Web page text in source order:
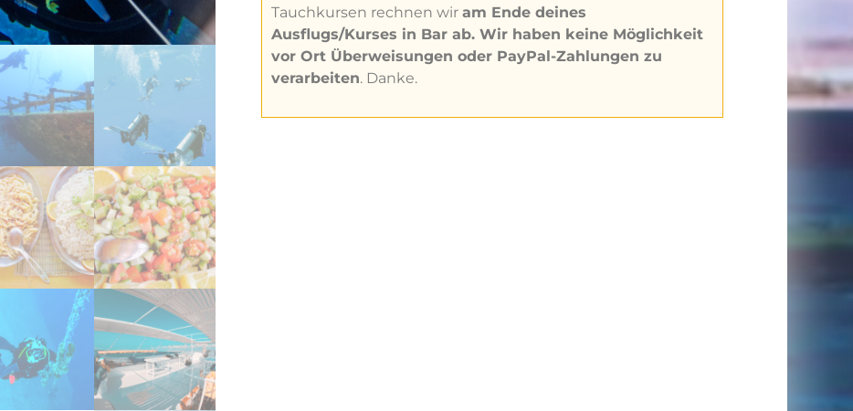
Tauchkursen rechnen wiram Ende deines
Ausflugs/Kurses in Bar ab. Wir haben keine Möglichkeit
vor Ort Überweisungen oder PayPal-Zahlungen zu
verarbeiten. Danke.